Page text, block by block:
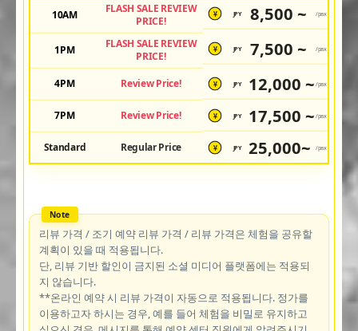
10AM
FLASH SALE REVIEW
PRICE!
¥ JPY 8,500 ~ /pax
1PM
FLASH SALE REVIEW
PRICE!
¥ JPY 7,500 ~ /pax
4PM Review Price! ¥ JPY 12,000 ~ /pax
7PM Review Price! ¥ JPY 17,500 ~ /pax
Standard Regular Price ¥ JPY 25,000~ /pax
리뷰 가격 / 조기 예약 리뷰 가격 / 리뷰 가격은 체험을 공유할
계획이 있을 때 적용됩니다.
단, 리뷰 기반 할인이 금지된 소셜 미디어 플랫폼에는 적용되
지 않습니다.
**온라인 예약 시 리뷰 가격이 자동으로 적용됩니다. 정가를
이용하고자 하시는 경우, 예를 들어 체험을 비밀로 유지하고